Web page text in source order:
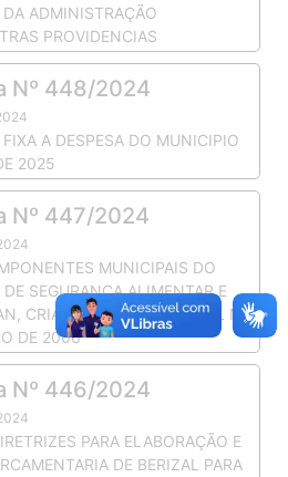
ADMINISTRAÇÃO
PROVIDENCIAS
Nº 448/2024
A DESPESA DO MUNICIPIO
2025
Nº 447/2024
MUNICIPAIS DO
SEGURANÇA ALIMENTAR E
CRIADO PELA LEI FEDERAL N
DE 2006
Nº 446/2024
PARA ELABORAÇÃO E
DE BERIZAL PARA